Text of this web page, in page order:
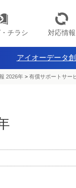
チラシ 対応情報
アイオーデータ
2026年 > 有償サポートサー